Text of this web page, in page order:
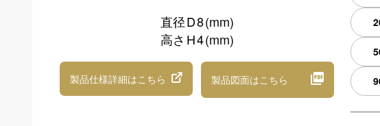
直径D8(mm)
高さ H4(mm)
製品仕様詳細はこちら 製品図面はこちら